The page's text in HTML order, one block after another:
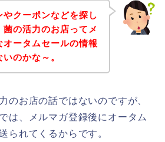
クーポンなどを探し
の活力のお店ってメ
ータムセールの情報
のかな～。
のお店の話ではないのですが、
は、メルマガ登録後にオータム
られてくるからです。